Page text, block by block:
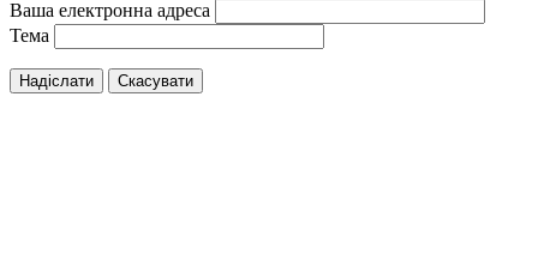
Ваша електронна адреса
Тема
Надіслати Скасувати